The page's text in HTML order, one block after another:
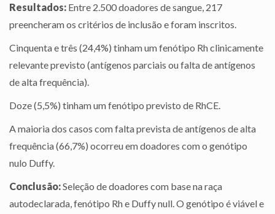
Resultados: Entre 2.500 doadores de sangue, 217
preencheram os critérios de inclusão e foram inscritos.
Cinquenta e três (24,4%) tinham um fenótipo Rh clinicamente
relevante previsto (antígenos parciais ou falta de antígenos
de alta frequência).
Doze (5,5%) tinham um fenótipo previsto de RhCE.
A maioria dos casos com falta prevista de antígenos de alta
frequência (66,7%) ocorreu em doadores com o genótipo
nulo Duffy.
Conclusão:Seleção de doadores com base na raça
autodeclarada, fenótipo Rh e Duffy null. O genótipo é viável e